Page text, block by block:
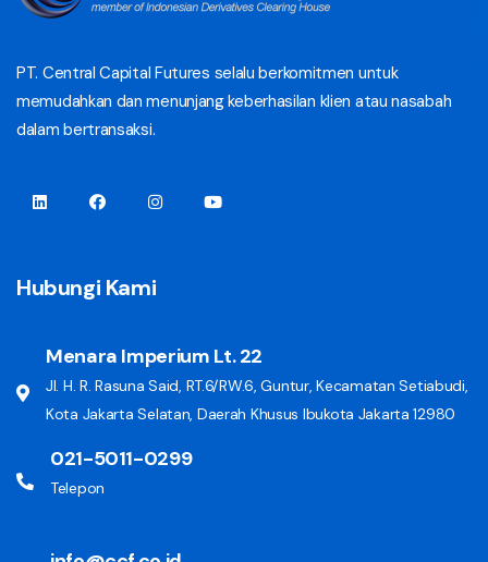
PT. Central Capital Futures selalu berkomitmen untuk
memudahkan dan menunjang keberhasilan klien atau nasabah
dalam bertransaksi.
Hubungi Kami
Menara Imperium Lt. 22
Jl. H. R. Rasuna Said, RT.6/RW.6, Guntur, Kecamatan Setiabudi,
Kota Jakarta Selatan, Daerah Khusus Ibukota Jakarta 12980
021-5011-0299
Telepon